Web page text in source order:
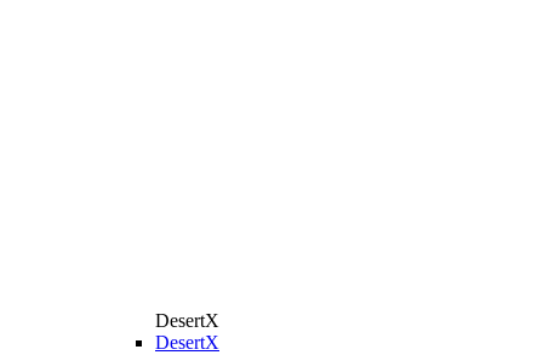
DesertX
DesertX